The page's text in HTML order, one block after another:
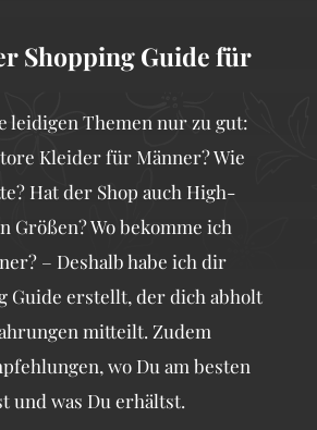
Shopping Guide für
leidigen Themen nur zu gut:
Kleider für Männer? Wie
Hat der Shop auch High-
Größen? Wo bekomme ich
– Deshalb habe ich dir
Guide erstellt, der dich abholt
mitteilt. Zudem
wo Du am besten
und was Du erhältst.